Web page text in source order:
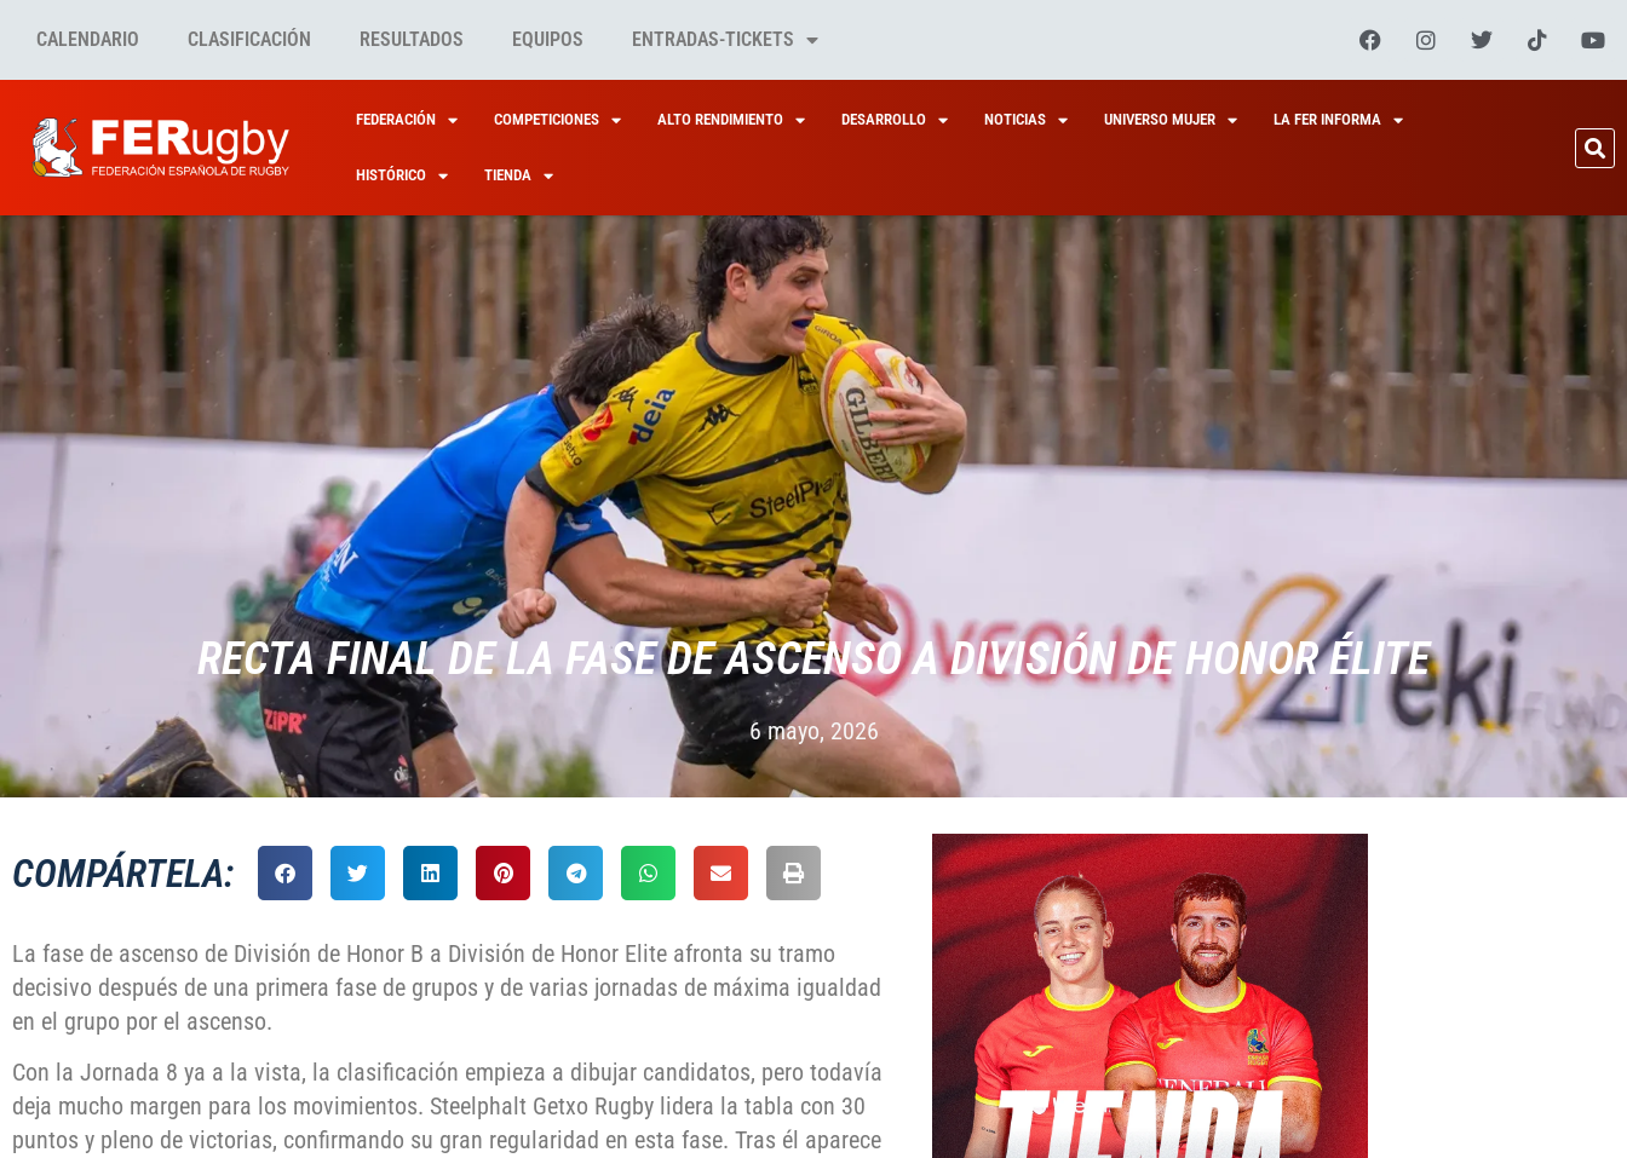
CALENDARIO CLASIFICACIÓN RESULTADOS EQUIPOS ENTRADAS-TICKETS
FEDERACIÓN COMPETICIONES ALTO RENDIMIENTO DESARROLLO NOTICIAS UNIVERSO MUJER LA FER INFORMA
HISTÓRICO TIENDA
RECTA FINAL DE LA FASE DE ASCENSO A DIVISIÓN DE HONOR ÉLITE
6 mayo, 2026
COMPÁRTELA:
La fase de ascenso de División de Honor B a División de Honor Elite afronta su tramo
decisivo después de una primera fase de grupos y de varias jornadas de máxima igualdad
en el grupo por el ascenso.
Con la Jornada 8 ya a la vista, la clasificación empieza a dibujar candidatos, pero todavía
deja mucho margen para los movimientos. Steelphalt Getxo Rugby lidera la tabla con 30
puntos y pleno de victorias, confirmando su gran regularidad en esta fase. Tras él aparece